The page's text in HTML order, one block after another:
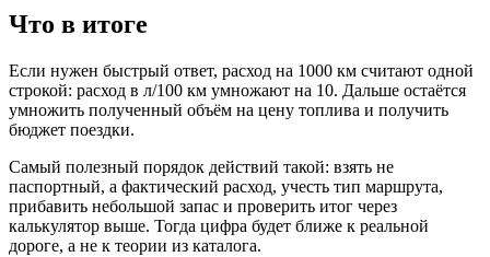
Что в итоге
Если нужен быстрый ответ, расход на 1000 км считают одной
строкой: расход в л/100 км умножают на 10. Дальше остаётся
умножить полученный объём на цену топлива и получить
бюджет поездки.
Самый полезный порядок действий такой: взять не
паспортный, а фактический расход, учесть тип маршрута,
прибавить небольшой запас и проверить итог через
калькулятор выше. Тогда цифра будет ближе к реальной
дороге, а не к теории из каталога.